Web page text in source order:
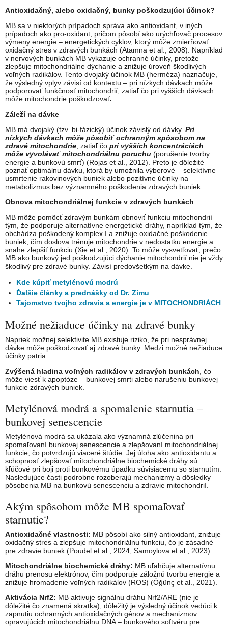
Antioxidačný, alebo oxidačný, bunky poškodzujúci účinok?
MB sa v niektorých prípadoch správa ako antioxidant, v iných
prípadoch ako pro-oxidant, pričom pôsobí ako urýchľovač procesov
výmeny energie – energetických cyklov, ktorý môže zmierňovať
oxidačný stres v zdravých bunkách (Atamna et al., 2008). Napríklad
v nervových bunkách MB vykazuje ochranné účinky, pretože
zlepšuje mitochondriálne dýchanie a znižuje úroveň škodlivých
voľných radikálov. Tento dvojaký účinok MB (herméza) naznačuje,
že výsledný vplyv závisí od kontextu – pri nízkych dávkach môže
podporovať funkčnosť mitochondrií, zatiaľ čo pri vyšších dávkach
môže mitochondrie poškodzovať.
Záleží na dávke
MB má dvojaký (tzv. bi-fázický) účinok závislý od dávky. Pri
nízkych dávkach môže pôsobiť ochranným spôsobom na
zdravé mitochondrie , zatiaľ čo pri vyšších koncentráciách
môže vyvolávať mitochondriálnu poruchu (porušenie tvorby
energie a bunkovú smrť) (Rojas et al., 2012). Preto je dôležité
poznať optimálnu dávku, ktorá by umožnila výberové – selektívne
usmrtenie rakovinových buniek alebo pozitívne účinky na
metabolizmus bez významného poškodenia zdravých buniek.
Obnova mitochondriálnej funkcie v zdravých bunkách
MB môže pomôcť zdravým bunkám obnoviť funkciu mitochondrií
tým, že podporuje alternatívne energetické dráhy, napríklad tým, že
obchádza poškodený komplex I a znižuje oxidačné poškodenie
buniek, čím doslova trénuje mitochondrie v nedostatku energie a
snahe zlepšiť funkciu (Xie et al., 2020). To môže vysvetľovať, prečo
MB ako bunkový jed poškodzujúci dýchanie mitochondrií nie je vždy
škodlivý pre zdravé bunky. Závisí predovšetkým na dávke.
Kde kúpiť metylénovú modrú
Ďalšie články a prednášky od Dr. Zimu
Tajomstvo tvojho zdravia a energie je v MITOCHONDRIÁCH
Možné nežiaduce účinky na zdravé bunky
Napriek možnej selektivite MB existuje riziko, že pri nesprávnej
dávke môže poškodzovať aj zdravé bunky. Medzi možné nežiaduce
účinky patria:
Zvýšená hladina voľných radikálov v zdravých bunkách , čo
môže viesť k apoptóze – bunkovej smrti alebo narušeniu bunkovej
funkcie zdravých buniek.
Metylénová modrá a spomalenie starnutia –
bunkovej senescencie
Metylénová modrá sa ukázala ako významná zlúčenina pri
spomaľovaní bunkovej senescencie a zlepšovaní mitochondriálnej
funkcie, čo potvrdzujú viaceré štúdie. Jej úloha ako antioxidantu a
schopnosť zlepšovať mitochondriálne biochemické dráhy sú
kľúčové pri boji proti bunkovému úpadku súvisiacemu so starnutím.
Nasledujúce časti podrobne rozoberajú mechanizmy a dôsledky
pôsobenia MB na bunkovú senescenciu a zdravie mitochondrií.
Akým spôsobom môže MB spomaľovať
starnutie?
Antioxidačné vlastnosti: MB pôsobí ako silný antioxidant, znižuje
oxidačný stres a zlepšuje mitochondriálnu funkciu, čo je zásadné
pre zdravie buniek (Poudel et al., 2024; Samoylova et al., 2023).
Mitochondriálne biochemické dráhy: MB uľahčuje alternatívnu
dráhu prenosu elektrónov, čím podporuje záložnú tvorbu energie a
znižuje hromadenie voľných radikálov (ROS) (Öğünç et al., 2021).
Aktivácia Nrf2: MB aktivuje signálnu dráhu Nrf2/ARE (nie je
dôležité čo znamená skratka), dôležitý je výsledný účinok vedúci k
zapnutiu ochranných antioxidačných génov a mechanizmov
opravujúcich mitochondriálnu DNA – bunkového softvéru pre